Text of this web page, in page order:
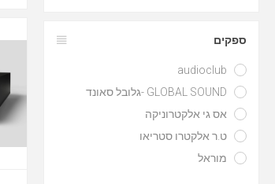
ספקים
audioclub
GLOBAL SOUND -גלובל סאונד
אס גי אלקטרוניקה
ט.ר אלקטרו סטריאו
מוראל